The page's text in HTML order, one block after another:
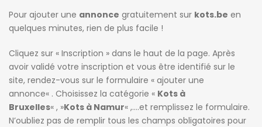
Pour ajouter une annonce gratuitement sur kots.be en
quelques minutes, rien de plus facile !
Cliquez sur « Inscription » dans le haut de la page. Après
avoir validé votre inscription et vous être identifié sur le
site, rendez-vous sur le formulaire « ajouter une
annonce« . Choisissez la catégorie « Kots à
Bruxelles« , »Kots à Namur« ,….et remplissez le formulaire.
N’oubliez pas de remplir tous les champs obligatoires pour